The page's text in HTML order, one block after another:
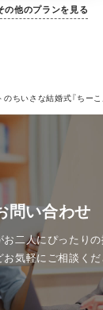
えてくれる全撮影デー
の他のプランを見る
のちいさな結婚式『ちーこ
問い合わせ
お二人にぴったり
お気軽にご相談く